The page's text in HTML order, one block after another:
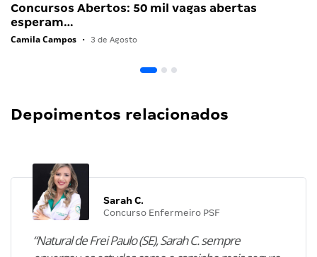
Concursos Abertos: 50 mil vagas abertas
esperam…
Camila Campos • 3 de Agosto
Depoimentos relacionados
Sarah C.
Concurso Enfermeiro PSF
“Natural de Frei Paulo (SE), Sarah C. sempre